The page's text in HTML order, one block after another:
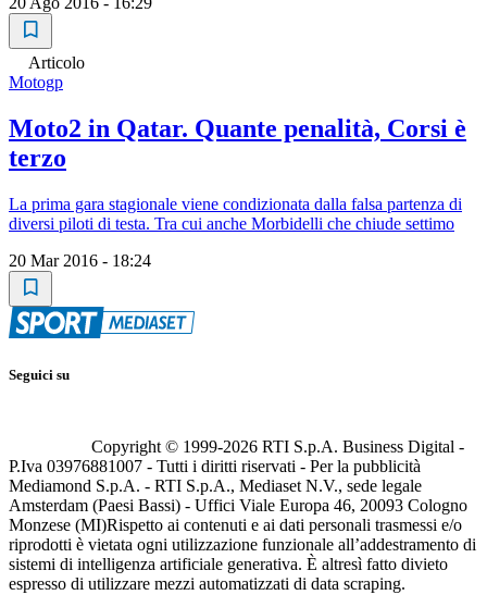
Articolo
Motogp
Moto2 in Qatar. Quante penalità, Corsi è
terzo
La prima gara stagionale viene condizionata dalla falsa partenza di
diversi piloti di testa. Tra cui anche Morbidelli che chiude settimo
20 Mar 2016 - 18:24
Seguici su
Copyright © 1999-2026 RTI S.p.A. Business Digital -
P.Iva 03976881007 - Tutti i diritti riservati - Per la pubblicità
Mediamond S.p.A. - RTI S.p.A., Mediaset N.V., sede legale
Amsterdam (Paesi Bassi) - Uffici Viale Europa 46, 20093 Cologno
Monzese (MI)Rispetto ai contenuti e ai dati personali trasmessi e/o
riprodotti è vietata ogni utilizzazione funzionale all’addestramento di
sistemi di intelligenza artificiale generativa. È altresì fatto divieto
espresso di utilizzare mezzi automatizzati di data scraping.